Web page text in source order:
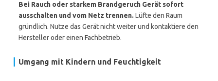
Bei Rauch oder starkem Brandgeruch Gerät sofort
ausschalten und vom Netz trennen. Lüfte den Raum
gründlich. Nutze das Gerät nicht weiter und kontaktiere den
Hersteller oder einen Fachbetrieb.
Umgang mit Kindern und Feuchtigkeit